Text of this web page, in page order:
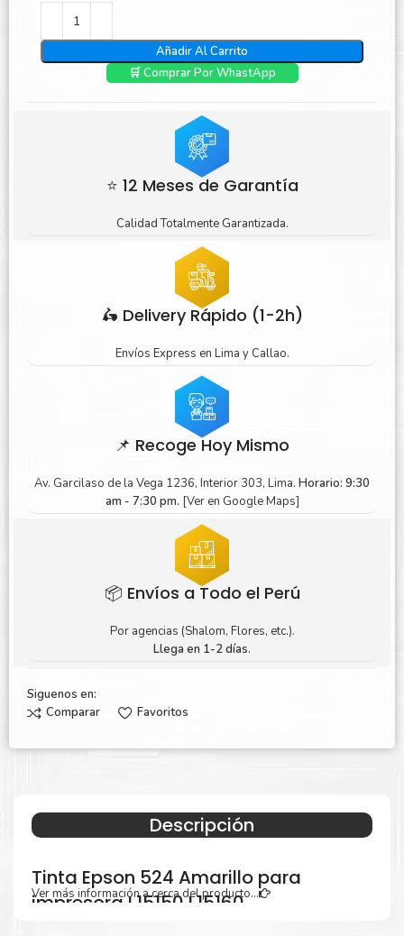
Añadir Al Carrito
🛒 Comprar Por WhastApp
⭐ 12 Meses de Garantía
Calidad Totalmente Garantizada.
🛵 Delivery Rápido (1-2h)
Envíos Express en Lima y Callao.
📌 Recoge Hoy Mismo
Av. Garcilaso de la Vega 1236, Interior 303, Lima. Horario: 9:30
am - 7:30 pm. [Ver en Google Maps]
📦 Envíos a Todo el Perú
Por agencias (Shalom, Flores, etc.).
Llega en 1-2 días.
Siguenos en:
Comparar
Favoritos
Descripción
Tinta Epson 524 Amarillo para
impresora L15150 L15160
Ver más información a cerca del producto...